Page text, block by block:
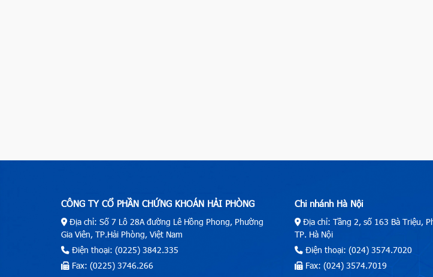
CÔNG TY CỔ PHẦN CHỨNG KHOÁN HẢI PHÒNG
Địa chỉ: Số 7 Lô 28A đường Lê Hồng Phong, Phường
Gia Viên, TP.Hải Phòng, Việt Nam
Điện thoại: (0225) 3842.335
Fax: (0225) 3746.266
Chi nhánh Hà Nội
Địa chỉ: Tầng 2, số 163 Bà Triệu,
TP. Hà Nội
Điện thoại: (024) 3574.7020
Fax: (024) 3574.7019